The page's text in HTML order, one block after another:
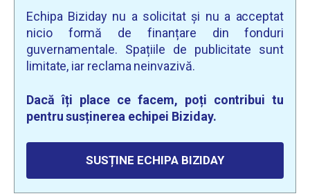
Echipa Biziday nu a solicitat și nu a acceptat
nicio formă de finanțare din fonduri
guvernamentale. Spațiile de publicitate sunt
limitate, iar reclama neinvazivă.
Dacă îți place ce facem, poți contribui tu
pentru susținerea echipei Biziday.
SUSȚINE ECHIPA BIZIDAY